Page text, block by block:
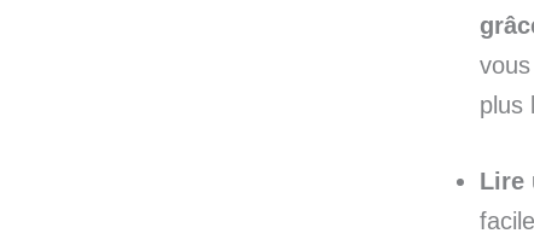
plus
Lire